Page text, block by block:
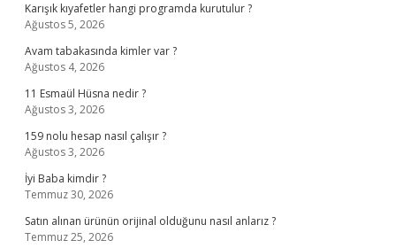
Karışık kıyafetler hangi programda kurutulur ?
Ağustos 5, 2026
Avam tabakasında kimler var ?
Ağustos 4, 2026
11 Esmaül Hüsna nedir ?
Ağustos 3, 2026
159 nolu hesap nasıl çalışır ?
Ağustos 3, 2026
İyi Baba kimdir ?
Temmuz 30, 2026
Satın alınan ürünün orijinal olduğunu nasıl anlarız ?
Temmuz 25, 2026